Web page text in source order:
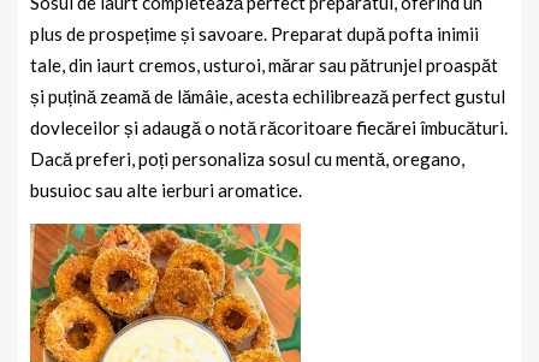
plus de prospețime și savoare. Preparat după pofta inimii
tale, din iaurt cremos, usturoi, mărar sau pătrunjel proaspăt
și puțină zeamă de lămâie, acesta echilibrează perfect gustul
dovleceilor și adaugă o notă răcoritoare fiecărei îmbucături.
Dacă preferi, poți personaliza sosul cu mentă, oregano,
busuioc sau alte ierburi aromatice.